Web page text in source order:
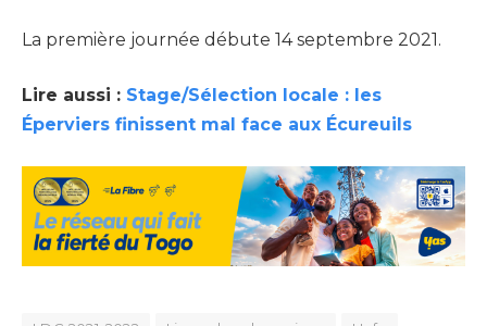
La première journée débute 14 septembre 2021.
Lire aussi : Stage/Sélection locale : les
Éperviers finissent mal face aux Écureuils